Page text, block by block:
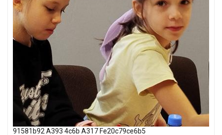
91581b92 A393 4c6b A317 Fe20c79ce6b5